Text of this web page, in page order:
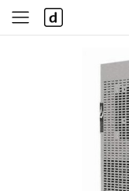
사
이
다
나
와